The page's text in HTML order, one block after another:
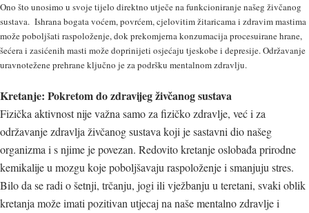
Ono što unosimo u svoje tijelo direktno utječe na funkcioniranje našeg živčanog
sustava. Ishrana bogata voćem, povrćem, cjelovitim žitaricama i zdravim mastima
može poboljšati raspoloženje, dok prekomjerna konzumacija procesuirane hrane,
šećera i zasićenih masti može doprinijeti osjećaju tjeskobe i depresije. Održavanje
uravnotežene prehrane ključno je za podršku mentalnom zdravlju.
Kretanje: Pokretom do zdravijeg živčanog sustava
Fizička aktivnost nije važna samo za fizičko zdravlje, već i za
održavanje zdravlja živčanog sustava koji je sastavni dio našeg
organizma i s njime je povezan. Redovito kretanje oslobađa prirodne
kemikalije u mozgu koje poboljšavaju raspoloženje i smanjuju stres.
Bilo da se radi o šetnji, trčanju, jogi ili vježbanju u teretani, svaki oblik
kretanja može imati pozitivan utjecaj na naše mentalno zdravlje i